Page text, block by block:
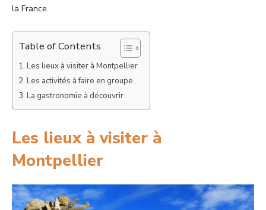
la France.
Table of Contents
Les lieux à visiter à Montpellier
Les activités à faire en groupe
La gastronomie à découvrir
Les lieux à visiter à
Montpellier